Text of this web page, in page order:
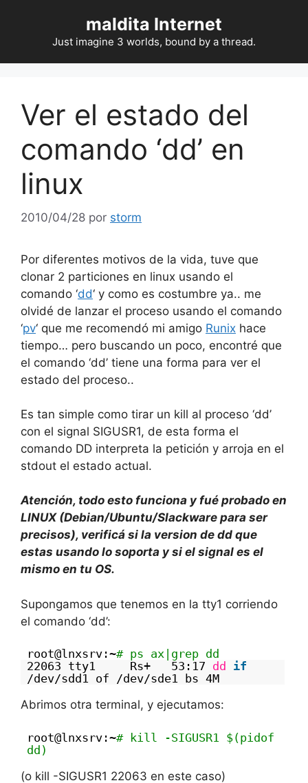
contenido
maldita Internet
Just imagine 3 worlds, bound by a thread.
Ver el estado del
comando ‘dd’ en
linux
2010/04/28 por storm
Por diferentes motivos de la vida, tuve que
clonar 2 particiones en linux usando el
comando ‘dd‘ y como es costumbre ya.. me
olvidé de lanzar el proceso usando el comando
‘pv‘ que me recomendó mi amigo Runix hace
tiempo… pero buscando un poco, encontré que
el comando ‘dd’ tiene una forma para ver el
estado del proceso..
Es tan simple como tirar un kill al proceso ‘dd’
con el signal SIGUSR1, de esta forma el
comando DD interpreta la petición y arroja en el
stdout el estado actual.
Atención, todo esto funciona y fué probado en
LINUX (Debian/Ubuntu/Slackware para ser
precisos), verificá si la version de dd que
estas usando lo soporta y si el signal es el
mismo en tu OS.
Supongamos que tenemos en la tty1 corriendo
el comando ‘dd’:
root@lnxsrv:~# ps ax|grep dd
22063 tty1 Rs+ 53:17 dd
if
/dev/sdd1 of /dev/sde1 bs 4M
Abrimos otra terminal, y ejecutamos:
root@lnxsrv:~# kill -SIGUSR1 $(pidof
dd)
(o kill -SIGUSR1 22063 en este caso)